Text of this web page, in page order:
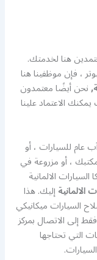
هنا لخدمتك.
، فإن موظفينا هنا
نحن أيضًا معتمدون
الاعتماد علينا
عام للسيارات ، أو
، أو مزروعة في
الالمانية
إليك. هذا
السيارات ميكانيكي
إلى الاتصال بمركز
التي تحتاجها